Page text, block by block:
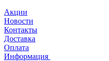
Акции
Новости
Контакты
Доставка
Оплата
Информация